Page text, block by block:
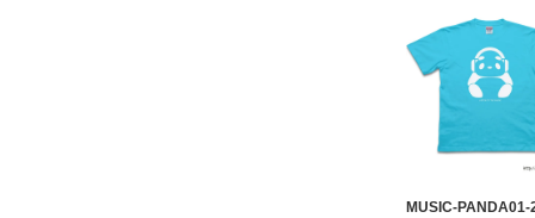
MUSIC-PANDA01-